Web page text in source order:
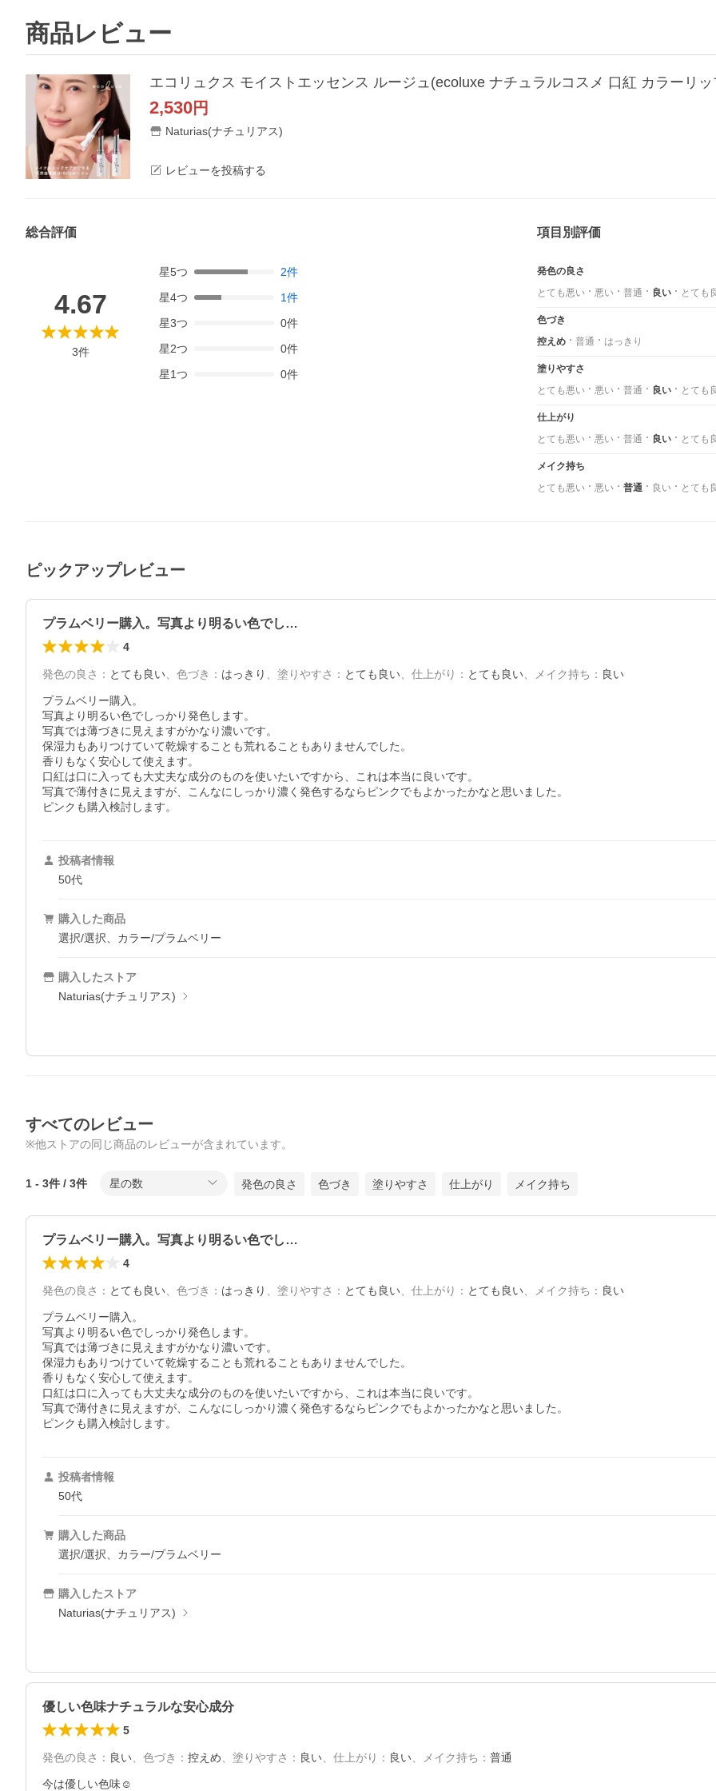
商品レビュー
エコリュクス モイストエッセンス ルージュ(ecoluxe ナチュラルコスメ 口紅 カラーリ
2,530円
Naturias(ナチュリアス)
レビューを投稿する
総合評価
4.67
3件
星5つ 2件
星4つ 1件
星3つ 0件
星2つ 0件
星1つ 0件
項目別評価
発色の良さ
とても悪い
悪い 普通 良い とても
色づき
控えめ
普通 はっきり
塗りやすさ
とても悪い
悪い 普通 良い とても
仕上がり
とても悪い
悪い 普通 良い とても
メイク持ち
とても悪い
悪い 普通 良い とても
ピックアップレビュー
プラムベリー購入。写真より明るい色でし…
4
発色の良さ ： とても良い 色づき ： はっきり 塗りやすさ ： とても良い 仕上がり ： とても良い メイク持ち ： 良い
プラムベリー購入。
写真より明るい色でしっかり発色します。
写真では薄づきに見えますがかなり濃いです。
保湿力もありつけていて乾燥することも荒れることもありませんでした。
香りもなく安心して使えます。
口紅は口に入っても大丈夫な成分のものを使いたいですから、これは本当に良いです。
写真で薄付きに見えますが、こんなにしっかり濃く発色するならピンクでもよかったかなと思いました。
ピンクも購入検討します。
投稿者情報
50代
購入した商品
選択/選択、カラー/プラムベリー
購入したストア
Naturias(ナチュリアス)
すべてのレビュー
※他ストアの同じ商品のレビューが含まれています。
1 - 3件 / 3件 星の数 発色の良さ 色づき 塗りやすさ 仕上がり メイク持ち
プラムベリー購入。写真より明るい色でし…
4
発色の良さ ： とても良い、 色づき ： はっきり 、 塗りやすさ ： とても良い、 仕上がり ： とても良い、 メイク持ち ： 良い
プラムベリー購入。
写真より明るい色でしっかり発色します。
写真では薄づきに見えますがかなり濃いです。
保湿力もありつけていて乾燥することも荒れることもありませんでした。
香りもなく安心して使えます。
口紅は口に入っても大丈夫な成分のものを使いたいですから、これは本当に良いです。
写真で薄付きに見えますが、こんなにしっかり濃く発色するならピンクでもよかったかなと思いました。
ピンクも購入検討します。
投稿者情報
50代
購入した商品
選択/選択、カラー/プラムベリー
購入したストア
Naturias(ナチュリアス)
優しい色味ナチュラルな安心成分
5
発色の良さ ： 良い、 色づき ： 控えめ、 塗りやすさ ： 良い、 仕上がり ： 良い、 メイク持ち ： 普通
今は優しい色味☺️